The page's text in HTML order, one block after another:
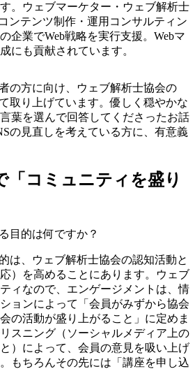
。ウェブマーケター・ウェブ解析士
ンテンツ制作・運用コンサルティン
企業でWeb戦略を実行支援。Webマ
にも貢献されています。
の方に向け、ウェブ解析士協会の
取り上げています。優しく穏やかな
葉を選んで回答してくださったお話
の見直しを考えている方に、有意義
「コミュニティを盛り
目的は何ですか？
は、ウェブ解析士協会の認知活動と
）を高めることにあります。ウェブ
ィなので、エンゲージメントは、情
ョンによって「会員がみずから協会
の活動が盛り上がること」に定めま
スニング（ソーシャルメディア上の
）によって、会員の意見を吸い上げ
もちろんその先には「講座を申し込